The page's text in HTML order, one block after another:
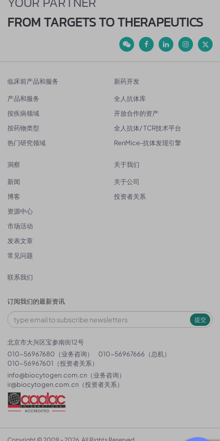
FROM TARGETS TO THERAPEUTICS
临床前产品和服务
产品和服务
按疾病领域
按药物类型
热门研究领域
新药开发
全人抗体库
开放合作的资产
全人抗体/ TCR技术平台
RenMice-抗体发现引擎
洞察
新闻
博客
资源中心
市场活动
发表文章
常见问题
关于我们
关于公司
投资者关系
联系我们
订阅我们的最新资讯
提交
北京市大兴区宝参南街12号
010-56967680（业务咨询）
010-56967666（总机）
010-56967601（投资者关系）
info@biocytogen.com.cn （业务咨询）
ir@biocytogen.com.cn （投资者关系）